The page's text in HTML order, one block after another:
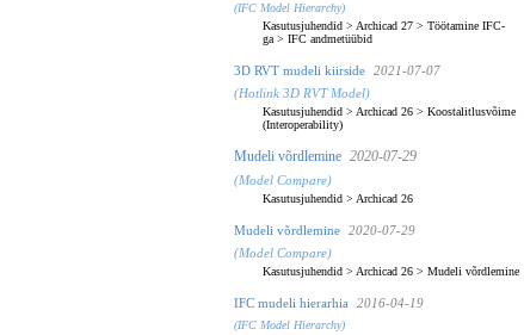
(IFC Model Hierarchy)
Kasutusjuhendid > Archicad 27 > Töötamine IFC-
ga > IFC andmetüübid
3D RVT mudeli kiirside
2021-07-07
(Hotlink 3D RVT Model)
Kasutusjuhendid > Archicad 26 > Koostalitlusvõime
(Interoperability)
Mudeli võrdlemine 2020-07-29
(Model Compare)
Kasutusjuhendid > Archicad 26
Mudeli võrdlemine
2020-07-29
(Model Compare)
Kasutusjuhendid > Archicad 26 > Mudeli võrdlemine
IFC mudeli hierarhia 2016-04-19
(IFC Model Hierarchy)